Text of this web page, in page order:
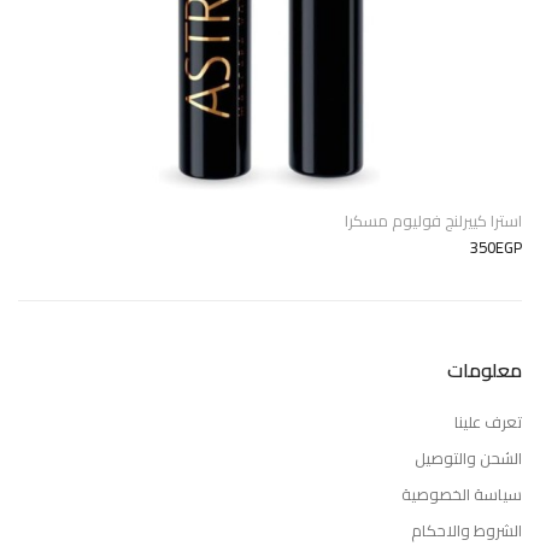
استرا كييرلنج فوليوم مسكرا
350EGP
معلومات
تعرف علينا
الشحن والتوصيل
سياسة الخصوصية
الشروط والاحكام